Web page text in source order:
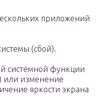
приложений
(сбой).
системной функции
или изменение
яркости экрана